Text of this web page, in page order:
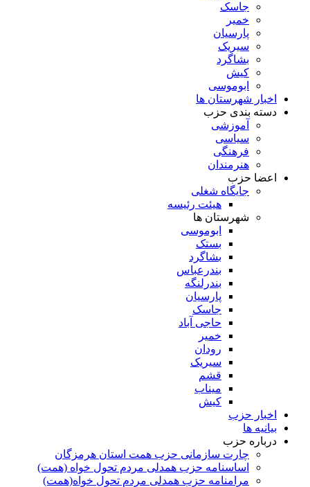
جاسک
خمیر
پارسیان
سیریک
بشاگرد
کیش
ابوموسی
اخبار شهرستان ها
دسته بندی حزب
آموزشی
سیاسی
فرهنگی
هنرمندان
اعضا حزب
جایگاه شغلی
هیئت رئیسه
شهرستان ها
ابوموسی
بستک
بشاگرد
بندرعباس
بندرلنگه
پارسیان
جاسک
حاجی آباد
خمیر
رودان
سیریک
قشم
میناب
کیش
اخبار حزب
بیانیه ها
درباره حزب
چارت سازمانی حزب همت استان هرمزگان
اساسنامه حزب همدلی مردم تحول خواه (همت)
مرامنامه حزب همدلی مردم تحول خواه(همت)